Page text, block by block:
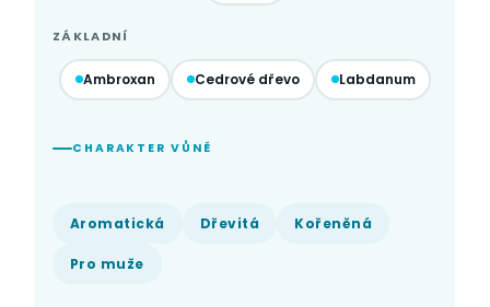
ZÁKLADNÍ
Ambroxan Cedrové dřevo Labdanum
CHARAKTER VŮNĚ
Aromatická Dřevitá Kořeněná
Pro muže